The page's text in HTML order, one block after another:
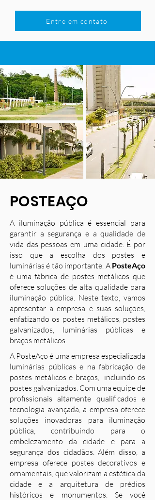
Entre em contato
POSTEAÇO
A iluminação pública é essencial para
garantir a segurança e a qualidade de
vida das pessoas em uma cidade. É por
isso que a escolha dos postes e
luminárias é tão importante. A PosteAço
é uma fábrica de postes metálicos que
oferece soluções de alta qualidade para
iluminação pública. Neste texto, vamos
apresentar a empresa e suas soluções,
enfatizando os postes metálicos, postes
galvanizados, luminárias públicas e
braços metálicos.
A PosteAço é uma empresa especializada
luminárias públicas e na fabricação de
postes metálicos e braços, incluindo os
postes galvanizados. Com uma equipe de
profissionais altamente qualificados e
tecnologia avançada, a empresa oferece
soluções inovadoras para iluminação
pública, contribuindo para o
embelezamento da cidade e para a
segurança dos cidadãos. Além disso, a
empresa oferece postes decorativos e
ornamentais, que valorizam a estética da
cidade e a arquitetura de prédios
históricos e monumentos. Se você